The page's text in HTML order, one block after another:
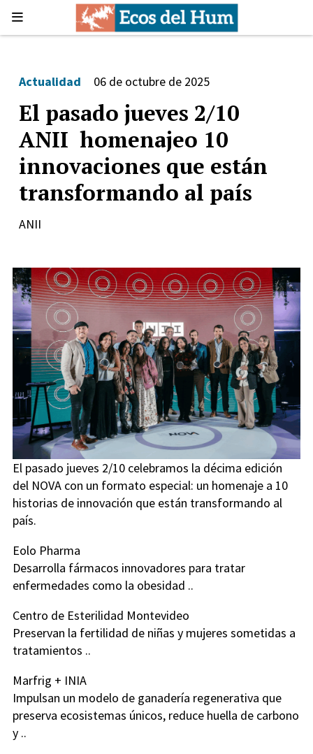
El pasado jueves 2/10
ANII homenajeo 10
innovaciones que están
transformando al país
Actualidad 06 de octubre de 2025
ANII
El pasado jueves 2/10 celebramos la décima edición
del NOVA con un formato especial: un homenaje a 10
historias de innovación que están transformando al
país.
Eolo Pharma
Desarrolla fármacos innovadores para tratar
enfermedades como la obesidad ..
Centro de Esterilidad Montevideo
Preservan la fertilidad de niñas y mujeres sometidas a
tratamientos ..
Marfrig + INIA
Impulsan un modelo de ganadería regenerativa que
preserva ecosistemas únicos, reduce huella de carbono
y ..